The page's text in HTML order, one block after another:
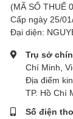
(MÃ SỐ THUẾ
Cấp ngày 25/
Đại diện:
Trụ sở
Chí Minh,
Địa điểm
TP. Hồ Chí
Số điện